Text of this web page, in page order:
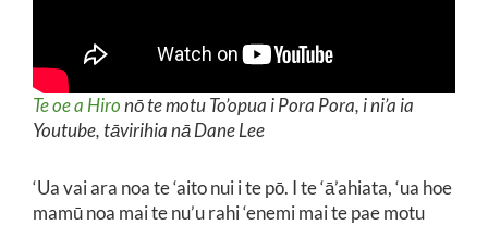
Te oe a Hironō te motu To’opua i Pora Pora, i ni’a ia
Youtube, tāvirihia nā Dane Lee
‘Ua vai ara noa te ‘aito nui i te pō. I te ‘ā’ahiata, ‘ua hoe
mamū noa mai te nu’u rahi ‘enemi mai te pae motu